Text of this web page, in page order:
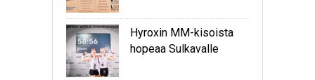
Hyroxin MM-kisoista
hopeaa Sulkavalle